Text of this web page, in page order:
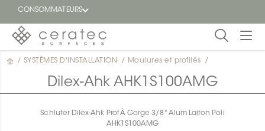
CONSOMMATEURS
En
vedette
/ SYSTÈMES D'INSTALLATION / Moulures et profilés /
Dilex-Ahk AHK1S100AMG
Schluter Dilex-Ahk Prof À Gorge 3/8" Alum Laiton Poli
AHK1S100AMG